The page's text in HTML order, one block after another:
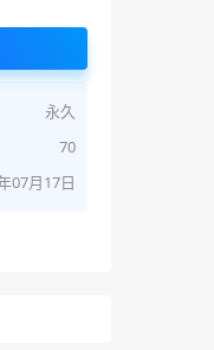
永久
70
07月17日